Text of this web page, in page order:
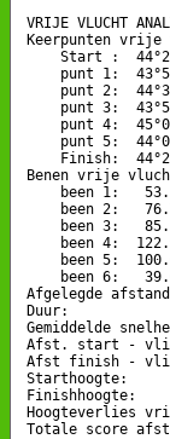
VRIJE VLUCHT
Keerpunten
Start :
punt 1:
punt 2:
punt 3:
punt 4:
punt 5:
Finish:
Benen vrije
been 1:
been 2:
been 3:
been 4:
been 5:
been 6:
Afgelegde
Duur:
Gemiddelde
Afst. start -
Afst finish -
Starthoogte:
Finishhoogte:
Hoogteverlies
Totale score